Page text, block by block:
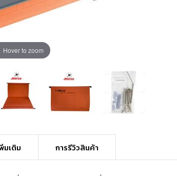
Hover to zoom
มเติม การรีวิวสินค้า